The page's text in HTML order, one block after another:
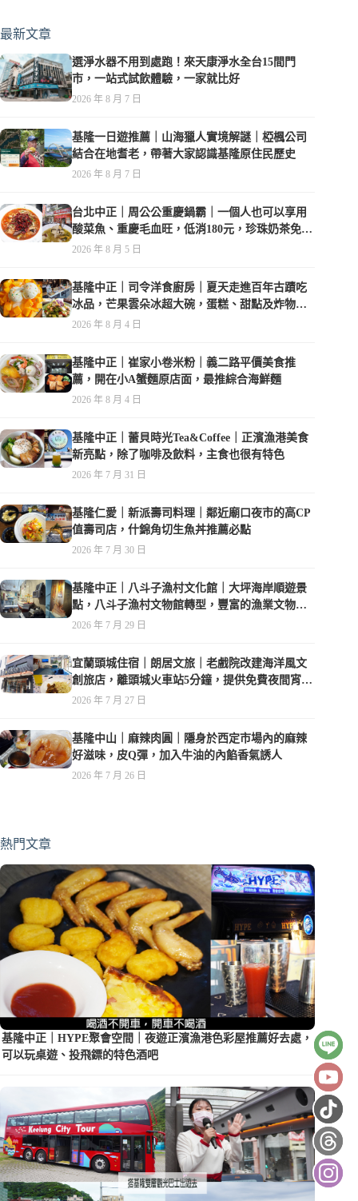
最新文章
選淨水器不用到處跑！來天康淨水全台15間門
市，一站式試飲體驗，一家就比好
2026 年 8 月 7 日
基隆一日遊推薦｜山海獵人實境解謎｜椏楓公司
結合在地耆老，帶著大家認識基隆原住民歷史
2026 年 8 月 7 日
台北中正｜周公公重慶鍋霸｜一個人也可以享用
酸菜魚、重慶毛血旺，低消180元，珍珠奶茶免費
喝到爽
2026 年 8 月 5 日
基隆中正｜司令洋食廚房｜夏天走進百年古蹟吃
冰品，芒果雲朵冰超大碗，蛋糕、甜點及炸物都
在水準之上
2026 年 8 月 4 日
基隆中正｜崔家小卷米粉｜義二路平價美食推
薦，開在小A蟹麵原店面，最推綜合海鮮麵
2026 年 8 月 4 日
基隆中正｜蕾貝時光Tea&Coffee｜正濱漁港美食
新亮點，除了咖啡及飲料，主食也很有特色
2026 年 7 月 31 日
基隆仁愛｜新派壽司料理｜鄰近廟口夜市的高CP
值壽司店，什錦角切生魚丼推薦必點
2026 年 7 月 30 日
基隆中正｜八斗子漁村文化館｜大坪海岸順遊景
點，八斗子漁村文物館轉型，豐富的漁業文物，
值得走訪
2026 年 7 月 29 日
宜蘭頭城住宿｜朗居文旅｜老戲院改建海洋風文
創旅店，離頭城火車站5分鐘，提供免費夜間宵
夜，親子遊戲空間
2026 年 7 月 27 日
基隆中山｜麻辣肉圓｜隱身於西定市場內的麻辣
好滋味，皮Q彈，加入牛油的內餡香氣誘人
2026 年 7 月 26 日
熱門文章
基隆中正｜HYPE聚會空間｜夜遊正濱漁港色彩屋推薦好去處，
可以玩桌遊、投飛鏢的特色酒吧